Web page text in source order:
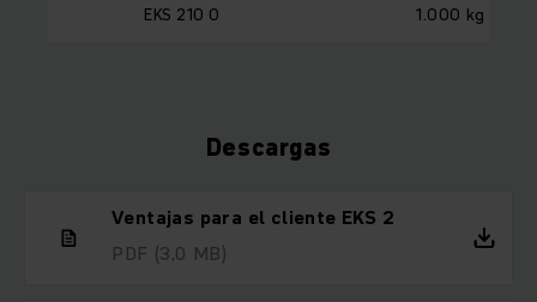
EKS 210 O 1.000 kg
Descargas
Ventajas para el cliente EKS 2
PDF (3,0 MB)